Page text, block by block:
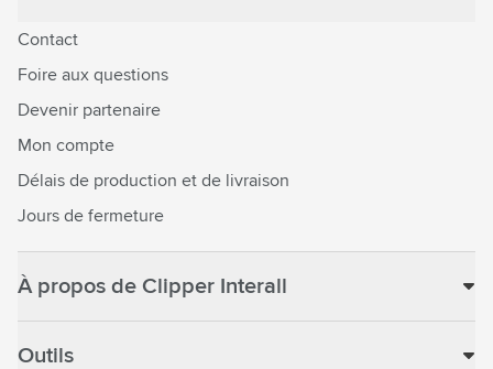
Contact
Foire aux questions
Devenir partenaire
Mon compte
Délais de production et de livraison
Jours de fermeture
À propos de Clipper Interall
Outils